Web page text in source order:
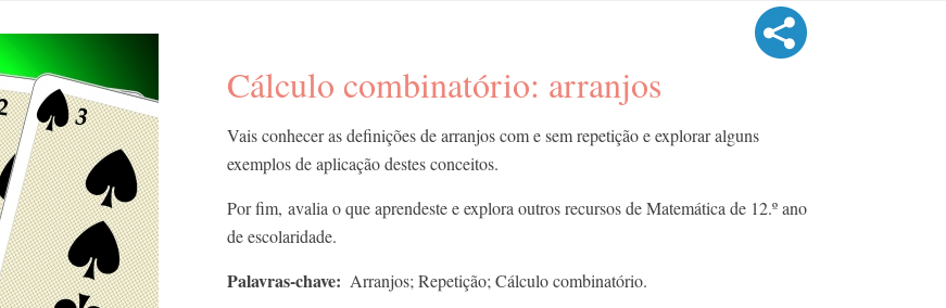
Cálculo combinatório: arranjos
Vais conhecer as definições de arranjos com e sem repetição e explorar alguns
exemplos de aplicação destes conceitos. ​
Por fim, avalia o que aprendeste e explora outros recursos de Matemática de 12.º ano
de escolaridade.
Palavras-chave Arranjos; Repetição; Cálculo combinatório.